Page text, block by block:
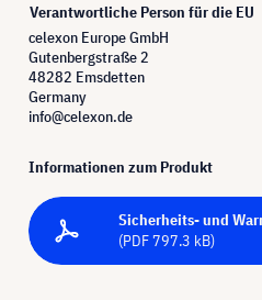
Verantwortliche Person für die EU
celexon Europe GmbH
Gutenbergstraße 2
48282 Emsdetten
Germany
info@celexon.de
Informationen zum Produkt
Sicherheits- und
(PDF 797.3 kB)